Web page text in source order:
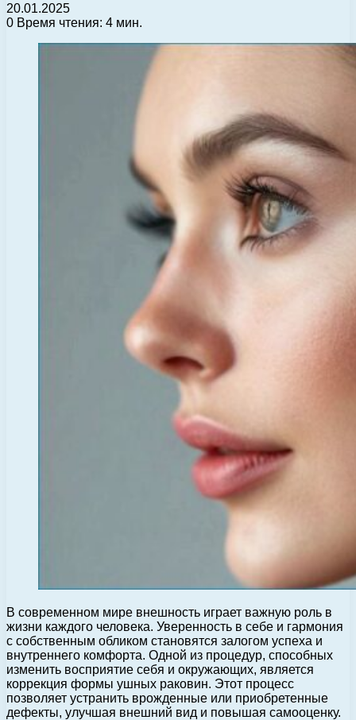
20.01.2025
0 Время чтения: 4 мин.
В современном мире внешность играет важную роль в
жизни каждого человека. Уверенность в себе и гармония
с собственным обликом становятся залогом успеха и
внутреннего комфорта. Одной из процедур, способных
изменить восприятие себя и окружающих, является
коррекция формы ушных раковин. Этот процесс
позволяет устранить врожденные или приобретенные
дефекты, улучшая внешний вид и повышая самооценку.